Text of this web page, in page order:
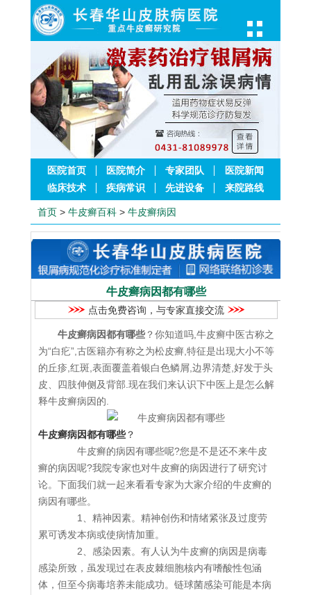
医院首页 医院简介 专家团队
医院新闻
临床技术
疾病常识 先进设备 来院路线
首页 > 牛皮癣百科 > 牛皮癣病因
牛皮癣病因都有哪些
点击免费咨询，与专家直接交流
牛皮癣病因都有哪些 ？你知道吗,牛皮癣中医古称之
为“白疕”,古医籍亦有称之为松皮癣,特征是出现大小不等
的丘疹,红斑,表面覆盖着银白色鳞屑,边界清楚,好发于头
皮、四肢伸侧及背部.现在我们来认识下中医上是怎么解
释牛皮癣病因的.
牛皮癣病因都有哪些？
牛皮癣的病因有哪些呢?您是不是还不来牛皮
癣的病因呢?我院专家也对牛皮癣的病因进行了研究讨
论。下面我们就一起来看看专家为大家介绍的牛皮癣的
病因有哪些。
1、精神因素。精神创伤和情绪紧张及过度劳
累可诱发本病或使病情加重。
2、感染因素。有人认为牛皮癣的病因是病毒
感染所致，虽发现过在表皮棘细胞核内有嗜酸性包涵
体，但至今病毒培养未能成功。链球菌感染可能是本病